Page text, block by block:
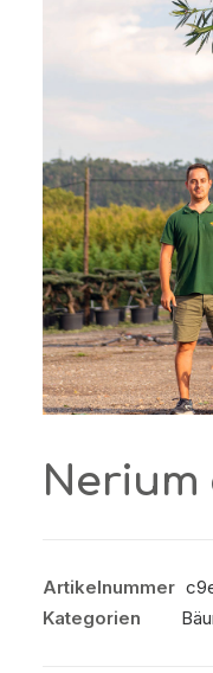
Nerium
Artikelnummer
Kategorien